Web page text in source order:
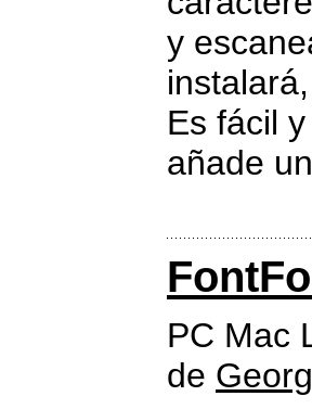
y
Es fácil
añade
PC Mac
de